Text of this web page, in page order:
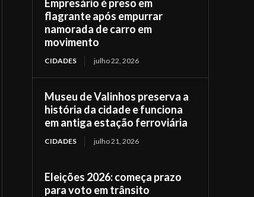
Empresário é preso em
flagrante após empurrar
namorada de carro em
movimento
CIDADES julho 22, 2026
Museu de Valinhos preserva a
história da cidade e funciona
em antiga estação ferroviária
CIDADES julho 21, 2026
Eleições 2026: começa prazo
para voto em trânsito